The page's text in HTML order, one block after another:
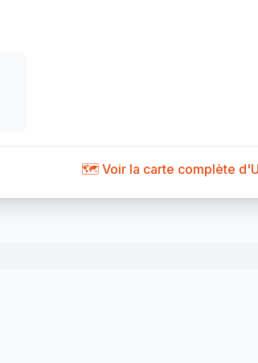
🗺️ Voir la carte complète